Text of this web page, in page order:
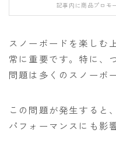
FANATIC
FNTC
GNU
HEAD
記事内に商品プロモ
スノーボードを楽しむ
常に重要です。特に、
問題は多くのスノーボ
この問題が発生すると
パフォーマンスにも影